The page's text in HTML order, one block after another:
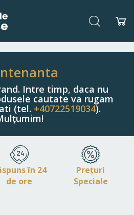
Căutare
Intre timp, daca nu
cautate va rugam
(tel. +40722519034).
în 24
de ore
Prețuri
Speciale